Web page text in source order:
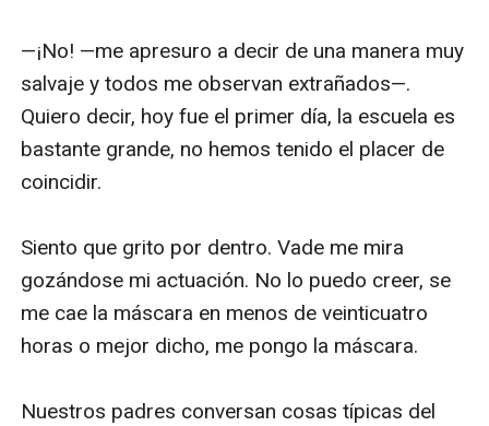
—¡No! —me apresuro a decir de una manera muy
salvaje y todos me observan extrañados—.
Quiero decir, hoy fue el primer día, la escuela es
bastante grande, no hemos tenido el placer de
coincidir.
Siento que grito por dentro. Vade me mira
gozándose mi actuación. No lo puedo creer, se
me cae la máscara en menos de veinticuatro
horas o mejor dicho, me pongo la máscara.
Nuestros padres conversan cosas típicas del